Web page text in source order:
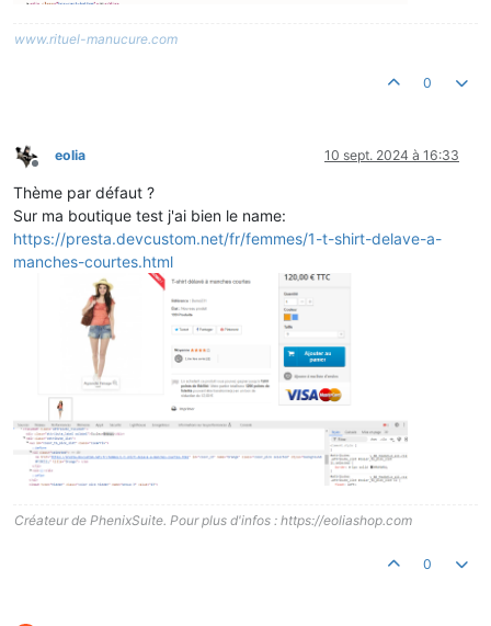
www.rituel-manucure.com
0
Hors-ligne
eolia 10 sept. 2024 à 16:33
Thème par défaut ?
Sur ma boutique test j'ai bien le name:
https://presta.devcustom.net/fr/femmes/1-t-shirt-delave-a-
manches-courtes.html
Créateur de PhenixSuite. Pour plus d'infos : https://eoliashop.com
0